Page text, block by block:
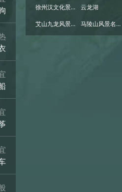
徐州汉文化景区
云龙湖
艾山九龙风景区
马陵山风景名胜区